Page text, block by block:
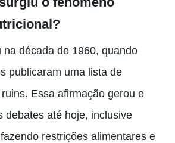
na década de 1960, quando
publicaram uma lista de
Essa afirmação gerou e
debates até hoje, inclusive
restrições alimentares e